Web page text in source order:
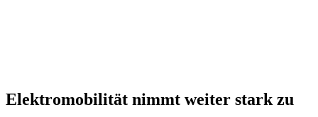
Elektromobilität nimmt weiter stark zu